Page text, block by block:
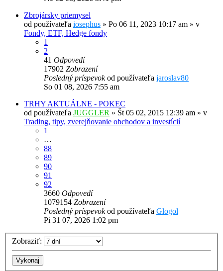
Zbrojársky priemysel
od používateľa iosephus » Po 06 11, 2023 10:17 am » v
Fondy, ETF, Hedge fondy
1
2
41 Odpovedí
17902 Zobrazení
Posledný príspevokod používateľa jaroslav80
So 01 08, 2026 7:55 am
TRHY AKTUÁLNE - POKEC
od používateľa JUGGLER » Št 05 02, 2015 12:39 am » v
Trading, tipy, zverejňovanie obchodov a investícií
1
…
88
89
90
91
92
3660 Odpovedí
1079154 Zobrazení
Posledný príspevokod používateľa Glogol
Pi 31 07, 2026 1:02 pm
Zobraziť: